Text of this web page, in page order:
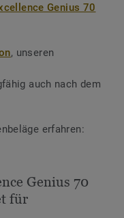
Genius 70
, unseren
auch nach dem
erfahren:
Genius 70
für